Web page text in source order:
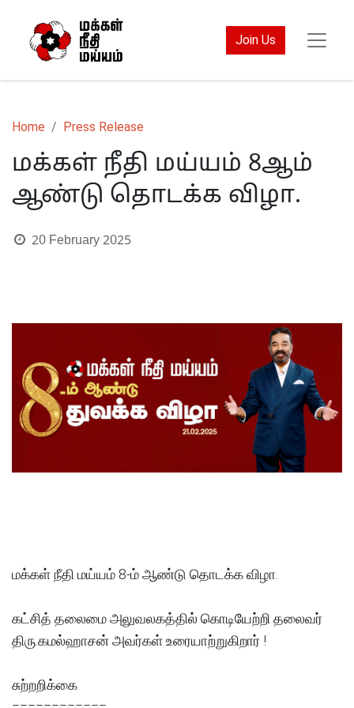
Join Us
Home Press Release
மக்கள் நீதி மய்யம் 8ஆம்
ஆண்டு தொடக்க விழா.
20 February 2025
மக்கள் நீதி மய்யம் 8-ம் ஆண்டு தொடக்க விழா.
கட்சித் தலைமை அலுவலகத்தில் கொடியேற்றி தலைவர்
திரு.கமல்ஹாசன் அவர்கள் உரையாற்றுகிறார் !
சுற்றறிக்கை